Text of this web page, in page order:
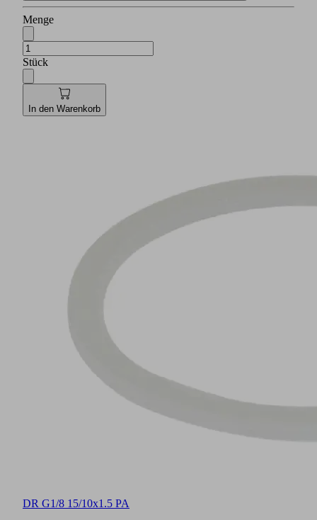
Menge
Stück
In den Warenkorb
DR G1/8 15/10x1.5 PA